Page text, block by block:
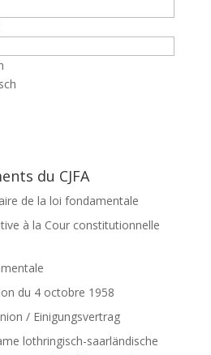
du CJFA
de la loi fondamentale
à la Cour constitutionnelle
du 4 octobre 1958
/ Einigungsvertrag
lothringisch-saarländische